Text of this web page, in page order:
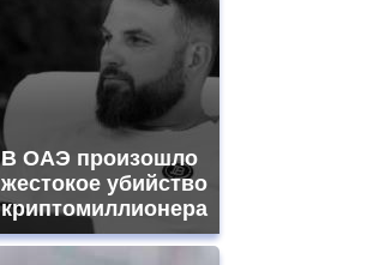
В ОАЭ произошло
жестокое убийство
криптомиллионера